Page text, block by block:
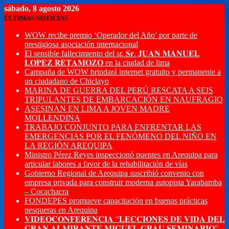
sábado, 8 agosto 2026
ÚLTIMAS NOTICIAS
WOW recibe premio ‘Operador del Año’ por parte de
prestigiosa asociación internacional
El sensible fallecimiento del sr. 𝐒𝐫. 𝐉𝐔𝐀𝐍 𝐌𝐀𝐍𝐔𝐄𝐋
𝐋𝐎𝐏𝐄𝐙 𝐑𝐄𝐓𝐀𝐌𝐎𝐙𝐎 en la ciudad de lima
Campaña de WOW brindará internet gratuito y permanente a
un ciudadano de Chiclayo
MARINA DE GUERRA DEL PERÚ RESCATA A SEIS
TRIPULANTES DE EMBARCACIÓN EN NAUFRAGIO
ASESINAN EN LIMA A JOVEN MADRE
MOLLENDINA
TRABAJO CONJUNTO PARA ENFRENTAR LAS
EMERGENCIAS POR EL FENÓMENO DEL NIÑO EN
LA REGIÓN AREQUIPA
Ministro Pérez Reyes inspeccionó puentes en Arequipa para
articular labores a favor de la rehabilitación de vías
Gobierno Regional de Arequipa suscribió convenio con
empresa privada para construir moderna autopista Yarabamba
– Cocachacra
FONDEPES promueve capacitación en buenas prácticas
pesqueras en Arequipa
𝐕𝐈𝐃𝐄𝐎𝐂𝐎𝐍𝐅𝐄𝐑𝐄𝐍𝐂𝐈𝐀 “𝐋𝐄𝐂𝐂𝐈𝐎𝐍𝐄𝐒 𝐃𝐄 𝐕𝐈𝐃𝐀 𝐃𝐄𝐋